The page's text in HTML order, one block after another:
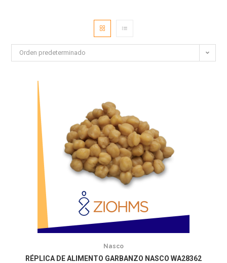
Orden predeterminado
Nasco
RÉPLICA DE ALIMENTO GARBANZO NASCO WA28362